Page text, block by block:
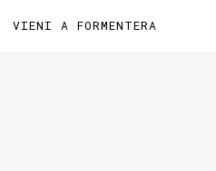
VIENI A FORMENTERA